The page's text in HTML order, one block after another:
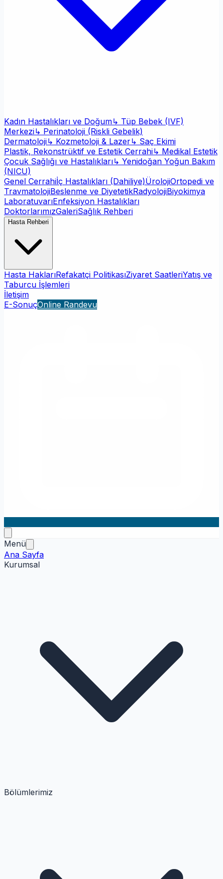
Kadın Hastalıkları ve Doğum↳ Tüp Bebek (IVF)
Merkezi↳ Perinatoloji (Riskli Gebelik)
Dermatoloji↳ Kozmetoloji & Lazer↳ Saç Ekimi
Plastik, Rekonstrüktif ve Estetik Cerrahi↳ Medikal Estetik
Çocuk Sağlığı ve Hastalıkları↳ Yenidoğan Yoğun Bakım
(NICU)
Genel Cerrahiİç Hastalıkları (Dahiliye)ÜrolojiOrtopedi ve
TravmatolojiBeslenme ve DiyetetikRadyolojiBiyokimya
LaboratuvarıEnfeksiyon Hastalıkları
DoktorlarımızGaleriSağlık Rehberi
Hasta Rehberi
Hasta HaklarıRefakatçi PolitikasıZiyaret SaatleriYatış ve
Taburcu İşlemleri
İletişim
E-SonuçOnline Randevu
Menü
Ana Sayfa
Kurumsal
Bölümlerimiz